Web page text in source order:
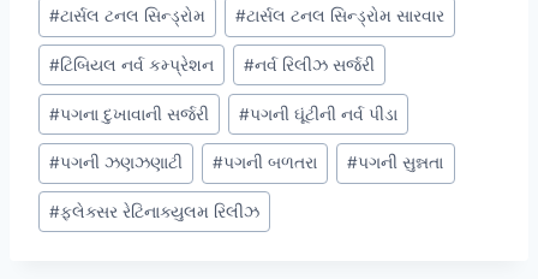
#ટાર્સલ ટનલ સિન્ડ્રોમ #ટાર્સલ ટનલ સિન્ડ્રોમ સારવાર
#ટિબિયલ નર્વ કમ્પ્રેશન #નર્વ રિલીઝ સર્જરી
#પગના દુખાવાની સર્જરી #પગની ઘૂંટીની નર્વ પીડા
#પગની ઝણઝણાટી #પગની બળતરા #પગની સુન્નતા
#ફ્લેક્સર રેટિનાક્યુલમ રિલીઝ